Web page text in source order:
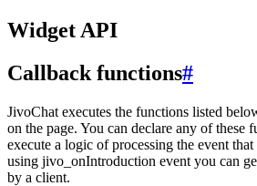
Widget API
Callback functions#
JivoChat executes the functions listed
on the page. You can declare any of these
execute a logic of processing the event
using jivo_onIntroduction event you can
by a client.